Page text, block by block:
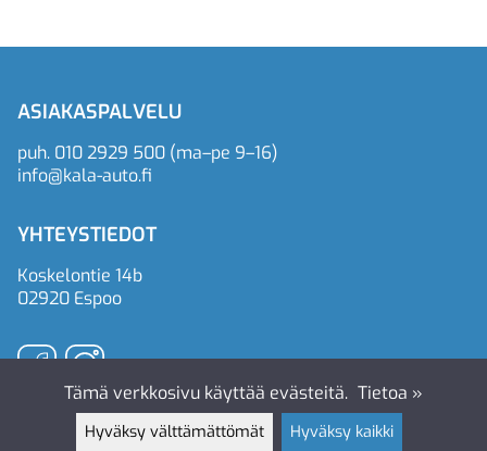
ASIAKASPALVELU
puh. 010 2929 500 (ma–pe 9–16)
info@kala-auto.fi
YHTEYSTIEDOT
Koskelontie 14b
02920 Espoo
Tämä verkkosivu käyttää evästeitä. Tietoa »
Hyväksy välttämättömät Hyväksy kaikki